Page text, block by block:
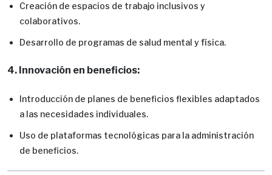
Creación de espacios de trabajo inclusivos y
colaborativos.
Desarrollo de programas de salud mental y física.
4. Innovación en beneficios:
Introducción de planes de beneficios flexibles adaptados
a las necesidades individuales.
Uso de plataformas tecnológicas para la administración
de beneficios.